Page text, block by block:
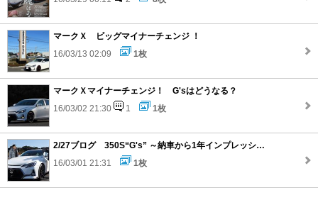
マークＸ ビッグマイナーチェンジ ！
16/03/13 02:09
1枚
マークＸマイナーチェンジ！ G'sはどうなる？
16/03/02 21:30
1 1枚
2/27ブログ 350S“G's” ～納車から1年インプレッション～
16/03/01 21:31
1枚